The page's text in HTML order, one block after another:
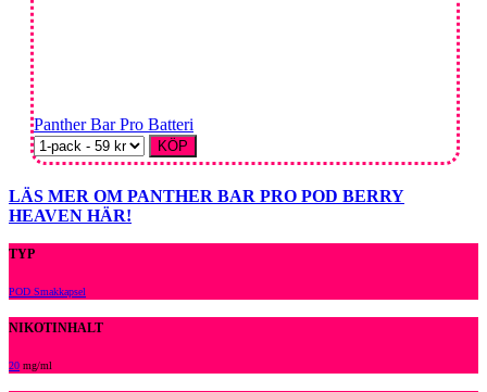
Panther Bar Pro Batteri
KÖP
LÄS MER OM PANTHER BAR PRO POD BERRY
HEAVEN HÄR!
TYP
POD Smakkapsel
NIKOTINHALT
20 mg/ml